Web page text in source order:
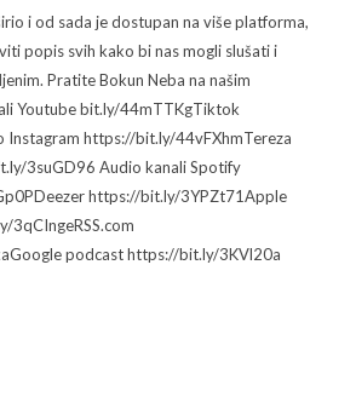
i od sada je dostupan na više platforma,
popis svih kako bi nas mogli slušati i
Pratite Bokun Neba na našim
Youtube bit.ly/44mTTKgTiktok
Instagram https://bit.ly/44vFXhmTereza
3suGD96 Audio kanali Spotify
https://bit.ly/3YPZt71Apple
podcast https://bit.ly/3KVl20a